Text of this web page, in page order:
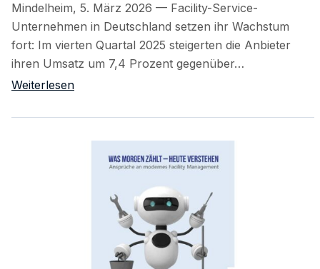
Mindelheim, 5. März 2026 — Facility-Service-
Unternehmen in Deutschland setzen ihr Wachstum
fort: Im vierten Quartal 2025 steigerten die Anbieter
ihren Umsatz um 7,4 Prozent gegenüber…
Weiterlesen